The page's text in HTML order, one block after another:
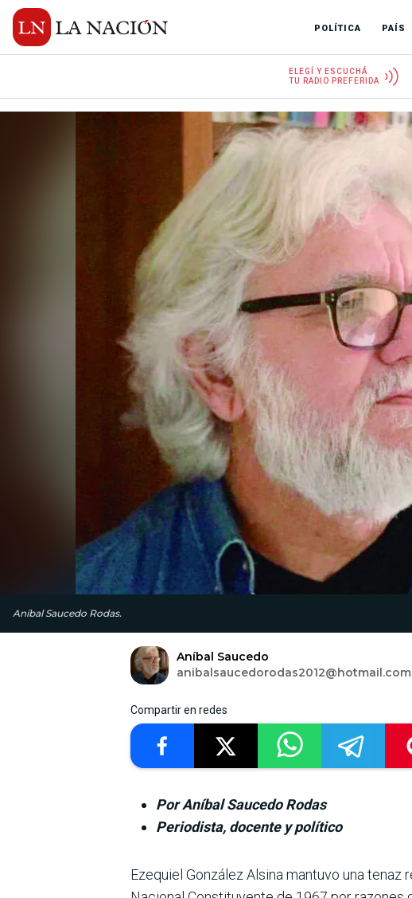
POLÍTICA PAÍS
ELEGÍ Y ESCUCHÁ
TU RADIO PREFERIDA
Aníbal Saucedo Rodas.
Aníbal Saucedo
anibalsaucedorodas2012@hotmail.com
Compartir en redes
Por Aníbal Saucedo Rodas
Periodista, docente y político
Ezequiel González Alsina mantuvo una